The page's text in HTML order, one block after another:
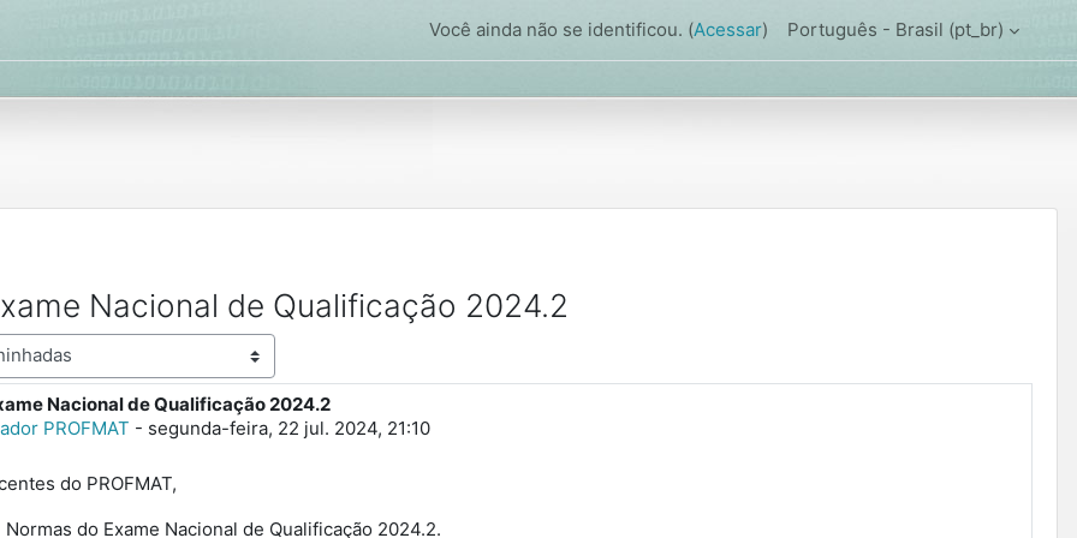
Português - Brasil ‎(pt_br)‎
Você ainda não se identificou. (Acessar)
Nacional de Qualificação 2024.2
Nacional de Qualificação 2024.2
PROFMAT - segunda-feira, 22 jul. 2024, 21:10
0
do PROFMAT,
do Exame Nacional de Qualificação 2024.2.